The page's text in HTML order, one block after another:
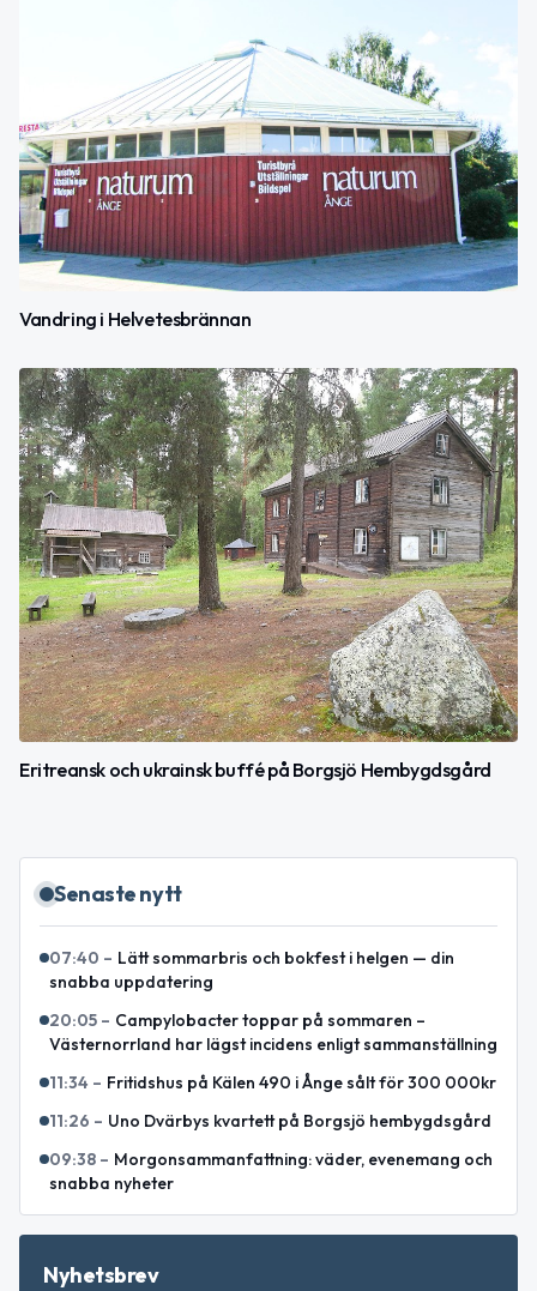
Vandring i Helvetesbrännan
Eritreansk och ukrainsk buffé på Borgsjö Hembygdsgård
Senaste nytt
07:40 – Lätt sommarbris och bokfest i helgen — din
snabba uppdatering
20:05 – Campylobacter toppar på sommaren –
Västernorrland har lägst incidens enligt sammanställning
11:34 – Fritidshus på Kälen 490 i Ånge sålt för 300 000kr
11:26 – Uno Dvärbys kvartett på Borgsjö hembygdsgård
09:38 – Morgonsammanfattning: väder, evenemang och
snabba nyheter
Nyhetsbrev